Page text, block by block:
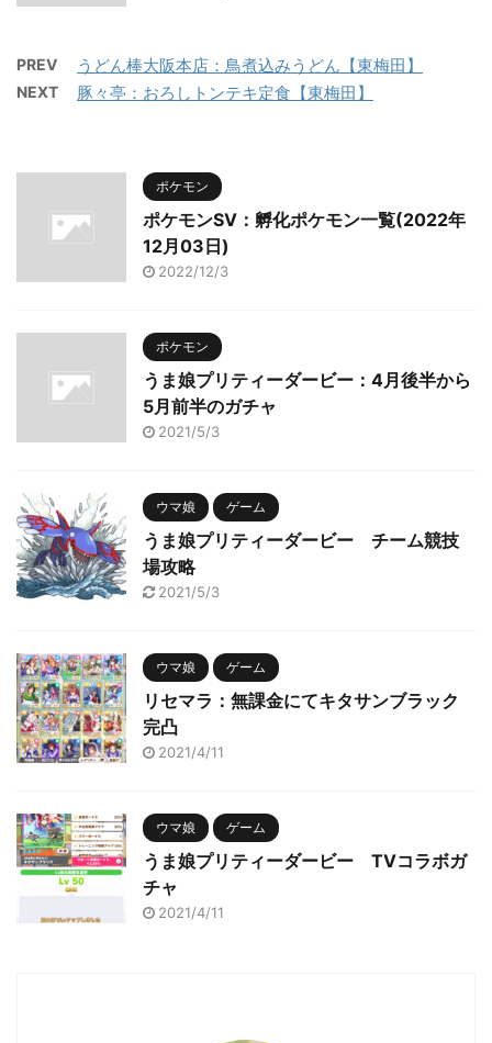
PREV うどん棒大阪本店：鳥煮込みうどん【東梅田】
NEXT 豚々亭：おろしトンテキ定食【東梅田】
ポケモン
ポケモンSV：孵化ポケモン一覧(2022年
12月03日)
2022/12/3
ポケモン
うま娘プリティーダービー：4月後半から
5月前半のガチャ
2021/5/3
ウマ娘 ゲーム
うま娘プリティーダービー チーム競技
場攻略
2021/5/3
ウマ娘 ゲーム
リセマラ：無課金にてキタサンブラック
完凸
2021/4/11
ウマ娘 ゲーム
うま娘プリティーダービー TVコラボガ
チャ
2021/4/11